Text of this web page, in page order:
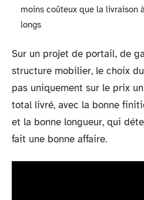
moins coûteux que la livraison
longs
Sur un projet de portail, de
structure mobilier, le choix
pas uniquement sur le prix
total livré, avec la bonne
et la bonne longueur, qui
fait une bonne affaire.